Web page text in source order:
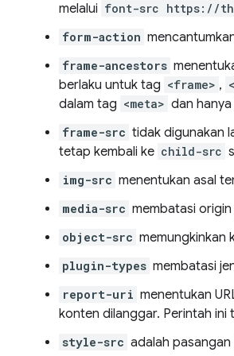
melalui font-src https://
form-action
frame-ancestors
berlaku untuk tag <frame> ,
dalam tag <meta> dan
frame-src tidak digunakan
tetap kembali ke child-src
img-src menentukan asal
media-src membatasi
object-src memungkinkan
plugin-types membatasi
report-uri menentukan
konten dilanggar. Perintah
style-src adalah pasangan